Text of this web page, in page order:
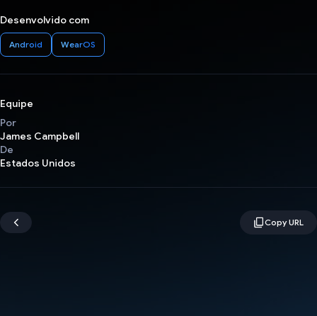
Desenvolvido com
Android WearOS
Equipe
Por
James Campbell
De
Estados Unidos